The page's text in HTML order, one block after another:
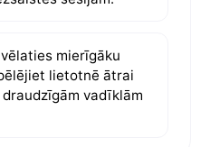
vēlaties mierīgāku
lietotnē ātrai
vadīklām